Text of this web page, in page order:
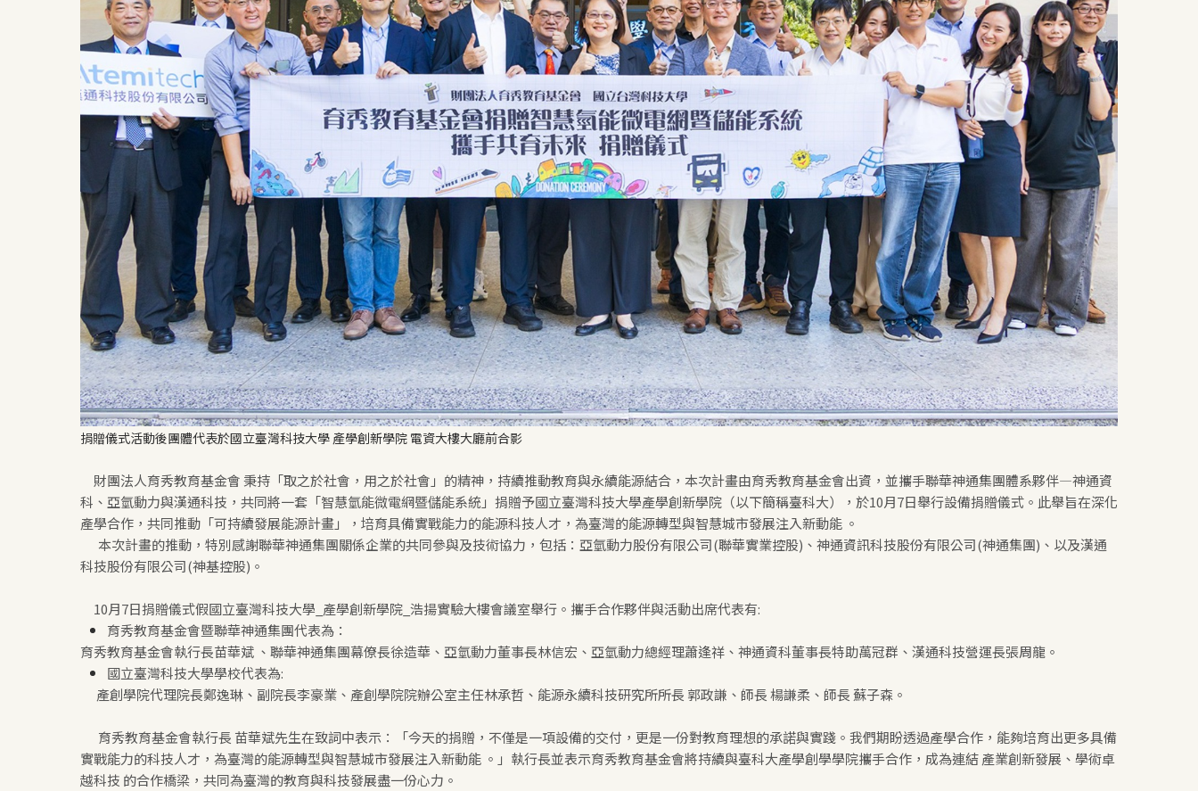
捐贈儀式活動後團體代表於國立臺灣科技大學 產學創新學院 電資大樓大廳前合影
財團法人育秀教育基金會 秉持「取之於社會，用之於社會」的精神，持續推動教育與永續能源結合，本次計畫由育秀教育基金會出資，並攜手聯華神通集團體系夥伴—神通資
科、亞氫動力與漢通科技，共同將一套「智慧氫能微電網暨儲能系統」捐贈予國立臺灣科技大學產學創新學院（以下簡稱臺科大），於10月7日舉行設備捐贈儀式。此舉旨在深化
產學合作，共同推動「可持續發展能源計畫」，培育具備實戰能力的能源科技人才，為臺灣的能源轉型與智慧城市發展注入新動能 。
本次計畫的推動，特別感謝聯華神通集團關係企業的共同參與及技術協力，包括：亞氫動力股份有限公司(聯華實業控股)、神通資訊科技股份有限公司(神通集團)、以及漢通
科技股份有限公司(神基控股)。
10月7日捐贈儀式假國立臺灣科技大學_產學創新學院_浩揚實驗大樓會議室舉行。攜手合作夥伴與活動出席代表有:
育秀教育基金會暨聯華神通集團代表為：
育秀教育基金會執行長苗華斌 、聯華神通集團幕僚長徐造華、亞氫動力董事長林信宏、亞氫動力總經理蕭逢祥、神通資科董事長特助萬冠群、漢通科技營運長張周龍。
國立臺灣科技大學學校代表為:
產創學院代理院長鄭逸琳、副院長李豪業、產創學院院辦公室主任林承哲、能源永續科技研究所所長 郭政謙、師長 楊謙柔、師長 蘇子森。
育秀教育基金會執行長 苗華斌先生在致詞中表示：「今天的捐贈，不僅是一項設備的交付，更是一份對教育理想的承諾與實踐。我們期盼透過產學合作，能夠培育出更多具備
實戰能力的科技人才，為臺灣的能源轉型與智慧城市發展注入新動能 。」執行長並表示育秀教育基金會將持續與臺科大產學創學學院攜手合作，成為連結 產業創新發展、學術卓
越科技 的合作橋梁，共同為臺灣的教育與科技發展盡一份心力。